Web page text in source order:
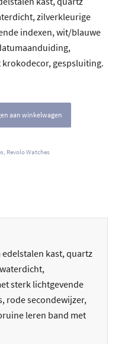
zilverkleurige
indexen, wit/blauwe
gespsluiting.
aan winkelwagen
, Revolo Watches
kast, quartz
sterk lichtgevende
rode secondewijzer,
leren band met